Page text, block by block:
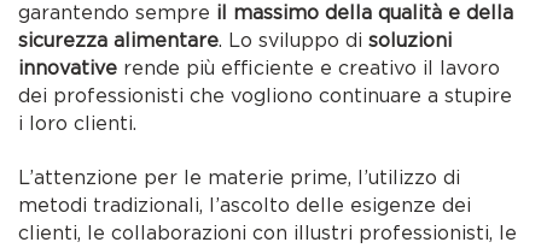
garantendo sempre il massimo della qualità e della
sicurezza alimentare. Lo sviluppo disoluzioni
innovative rende più efficiente e creativo il lavoro
dei professionisti che vogliono continuare a stupire
i loro clienti.
L’attenzione per le materie prime, l’utilizzo di
metodi tradizionali, l’ascolto delle esigenze dei
clienti, le collaborazioni con illustri professionisti, le